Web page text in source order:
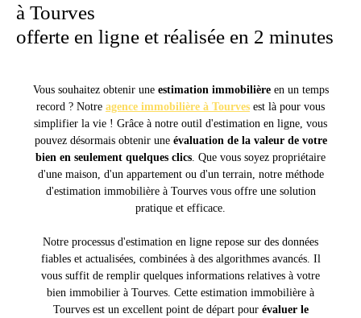
à Tourves
offerte en ligne et réalisée en 2 minutes
Vous souhaitez obtenir une estimation immobilièreen un temps
record ? Notre agence immobilière à Tourves est là pour vous
simplifier la vie ! Grâce à notre outil d'estimation en ligne, vous
pouvez désormais obtenir une évaluation de la valeur de votre
bien en seulement quelques clics . Que vous soyez propriétaire
d'une maison, d'un appartement ou d'un terrain, notre méthode
d'estimation immobilière à Tourves vous offre une solution
pratique et efficace.
Notre processus d'estimation en ligne repose sur des données
fiables et actualisées, combinées à des algorithmes avancés. Il
vous suffit de remplir quelques informations relatives à votre
bien immobilier à Tourves. Cette estimation immobilière à
Tourves est un excellent point de départ pour évaluer le